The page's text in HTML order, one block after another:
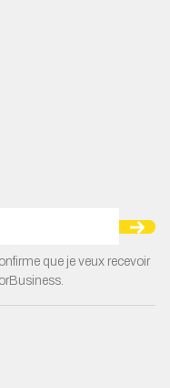
que je veux recevoir